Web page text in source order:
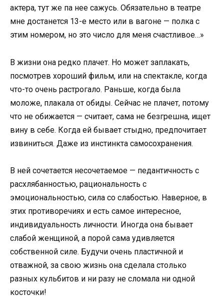
актера, тут же па нее сажусь. Обязательно в театре
мне достанется 13-е место или в вагоне — полка с
этим номером, но это число для меня счастливое…»
В жизни она редко плачет. Но может заплакать,
посмотрев хороший фильм, или на спектакле, когда
что-то очень растрогало. Раньше, когда была
моложе, плакала от обиды. Сейчас не плачет, потому
что не обижается — считает, сама не безгрешна, ищет
вину в себе. Когда ей бывает стыдно, предпочитает
извиниться. Даже из инстинкта самосохранения.
В ней сочетается несочетаемое — педантичность с
расхлябанностью, рациональность с
эмоциональностью, сила со слабостью. Наверное, в
этих противоречиях и есть самое интересное,
индивидуальность личности. Иногда она бывает
слабой женщиной, а порой сама удивляется
собственной силе. Будучи очень пластичной и
отважной, за свою жизнь она сделала столько
разных кульбитов и ни разу не сломала ни одной
косточки!